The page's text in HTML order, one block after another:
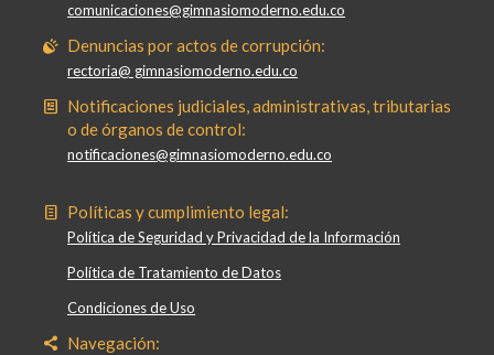
comunicaciones@gimnasiomoderno.edu.co
Denuncias por actos de corrupción:
rectoria@ gimnasiomoderno.edu.co
Notificaciones judiciales, administrativas, tributarias
o de órganos de control:
notificaciones@gimnasiomoderno.edu.co
Políticas y cumplimiento legal:
Política de Seguridad y Privacidad de la Información
Política de Tratamiento de Datos
Condiciones de Uso
Navegación: